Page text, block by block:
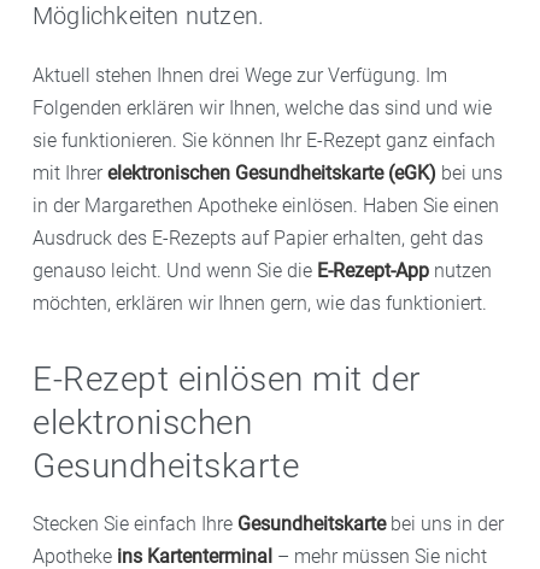
Möglichkeiten nutzen.
Aktuell stehen Ihnen drei Wege zur Verfügung. Im
Folgenden erklären wir Ihnen, welche das sind und wie
sie funktionieren. Sie können Ihr E-Rezept ganz einfach
mit Ihrer elektronischen Gesundheitskarte (eGK) bei uns
in der Margarethen Apotheke einlösen. Haben Sie einen
Ausdruck des E-Rezepts auf Papier erhalten, geht das
genauso leicht. Und wenn Sie die E-Rezept-App nutzen
möchten, erklären wir Ihnen gern, wie das funktioniert.
E-Rezept einlösen mit der
elektronischen
Gesundheitskarte
Stecken Sie einfach Ihre Gesundheitskartebei uns in der
Apotheke ins Kartenterminal – mehr müssen Sie nicht